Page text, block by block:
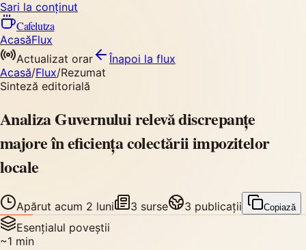
Sari la conținut
Cafelutza
AcasăFlux
Actualizat orar
Înapoi la flux
Acasă/Flux/Rezumat
Sinteză editorială
Analiza Guvernului relevă discrepanțe
majore în eficiența colectării impozitelor
locale
Apărut acum 2 luni 3 surse 3 publicații Copiază
Esențialul poveștii
~1 min